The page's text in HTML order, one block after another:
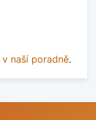
v naší poradně.